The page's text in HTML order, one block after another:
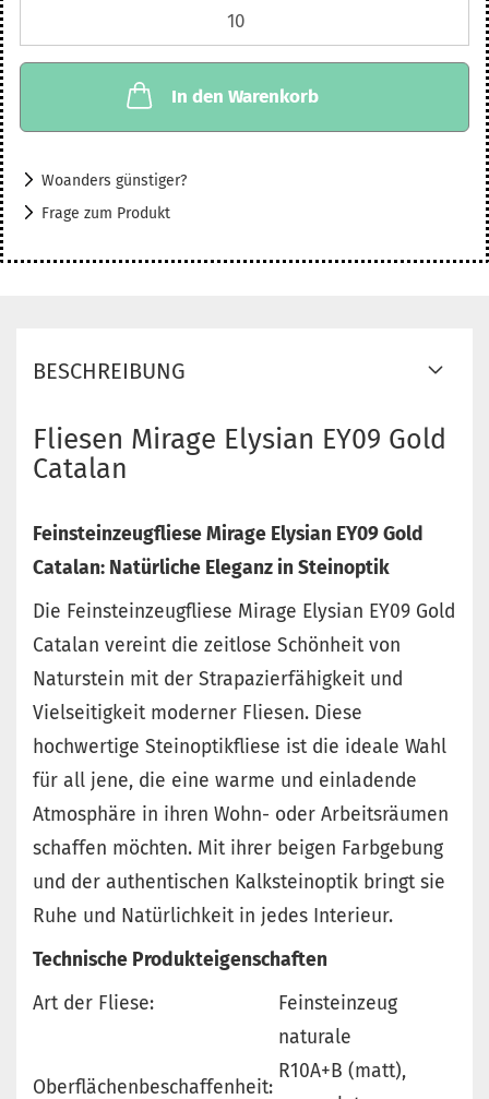
In den Warenkorb
Woanders günstiger?
Frage zum Produkt
BESCHREIBUNG
Fliesen Mirage Elysian EY09 Gold
Catalan
Feinsteinzeugfliese Mirage Elysian EY09 Gold
Catalan: Natürliche Eleganz in Steinoptik
Die Feinsteinzeugfliese Mirage Elysian EY09 Gold
Catalan vereint die zeitlose Schönheit von
Naturstein mit der Strapazierfähigkeit und
Vielseitigkeit moderner Fliesen. Diese
hochwertige Steinoptikfliese ist die ideale Wahl
für all jene, die eine warme und einladende
Atmosphäre in ihren Wohn- oder Arbeitsräumen
schaffen möchten. Mit ihrer beigen Farbgebung
und der authentischen Kalksteinoptik bringt sie
Ruhe und Natürlichkeit in jedes Interieur.
Technische Produkteigenschaften
Art der Fliese:
Feinsteinzeug
Oberflächenbeschaffenheit:
naturale
R10A+B (matt),